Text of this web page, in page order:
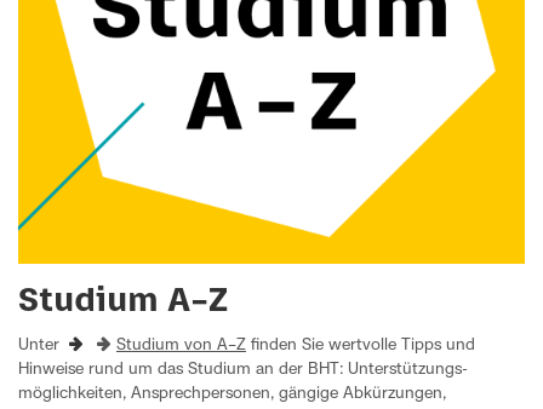
Studium A–Z
Unter Studium von A–Z finden Sie wertvolle Tipps und
Hinweise rund um das Studium an der BHT: Unterstützungs­
möglichkeiten, Ansprechpersonen, gängige Abkürzungen,